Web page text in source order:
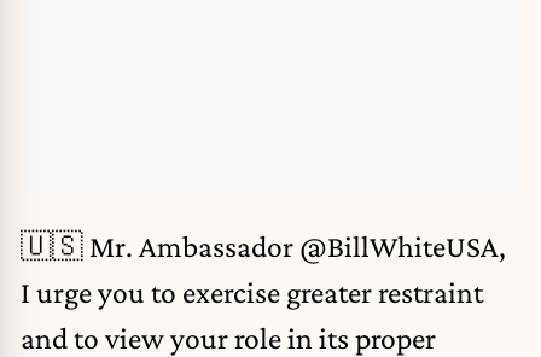
🇺🇸 Mr. Ambassador @BillWhiteUSA,
I urge you to exercise greater restraint
and to view your role in its proper